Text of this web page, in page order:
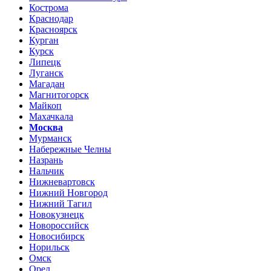
Кострома
Краснодар
Красноярск
Курган
Курск
Липецк
Луганск
Магадан
Магнитогорск
Майкоп
Махачкала
Москва
Мурманск
Набережные Челны
Назрань
Нальчик
Нижневартовск
Нижний Новгород
Нижний Тагил
Новокузнецк
Новороссийск
Новосибирск
Норильск
Омск
Орел